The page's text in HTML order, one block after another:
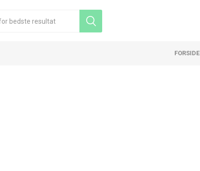
FORSIDE